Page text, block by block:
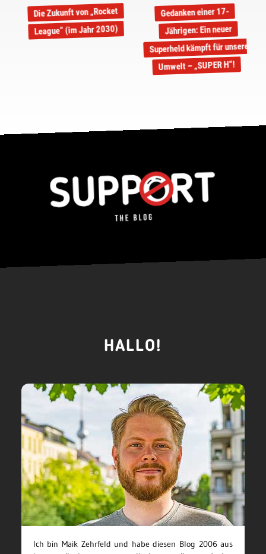
Die Zukunft von „Rocket
League“ (im Jahr 2030)
Gedanken einer 17-
Jährigen: Ein neuer
Superheld kämpft für unsere
Umwelt – „SUPER H“!
HALLO!
Ich bin Maik Zehrfeld und habe diesen Blog 2006 aus